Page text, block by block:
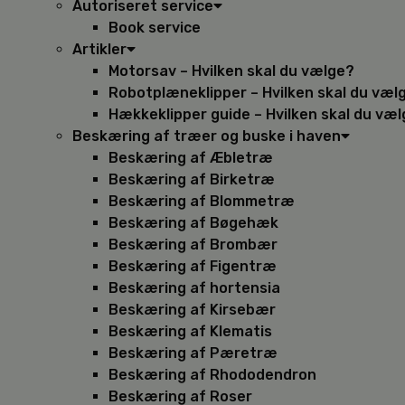
Autoriseret service
Book service
Artikler
Motorsav – Hvilken skal du vælge?
Robotplæneklipper – Hvilken skal du
Hækkeklipper guide – Hvilken skal du
Beskæring af træer og buske i haven
Beskæring af Æbletræ
Beskæring af Birketræ
Beskæring af Blommetræ
Beskæring af Bøgehæk
Beskæring af Brombær
Beskæring af Figentræ
Beskæring af hortensia
Beskæring af Kirsebær
Beskæring af Klematis
Beskæring af Pæretræ
Beskæring af Rhododendron
Beskæring af Roser